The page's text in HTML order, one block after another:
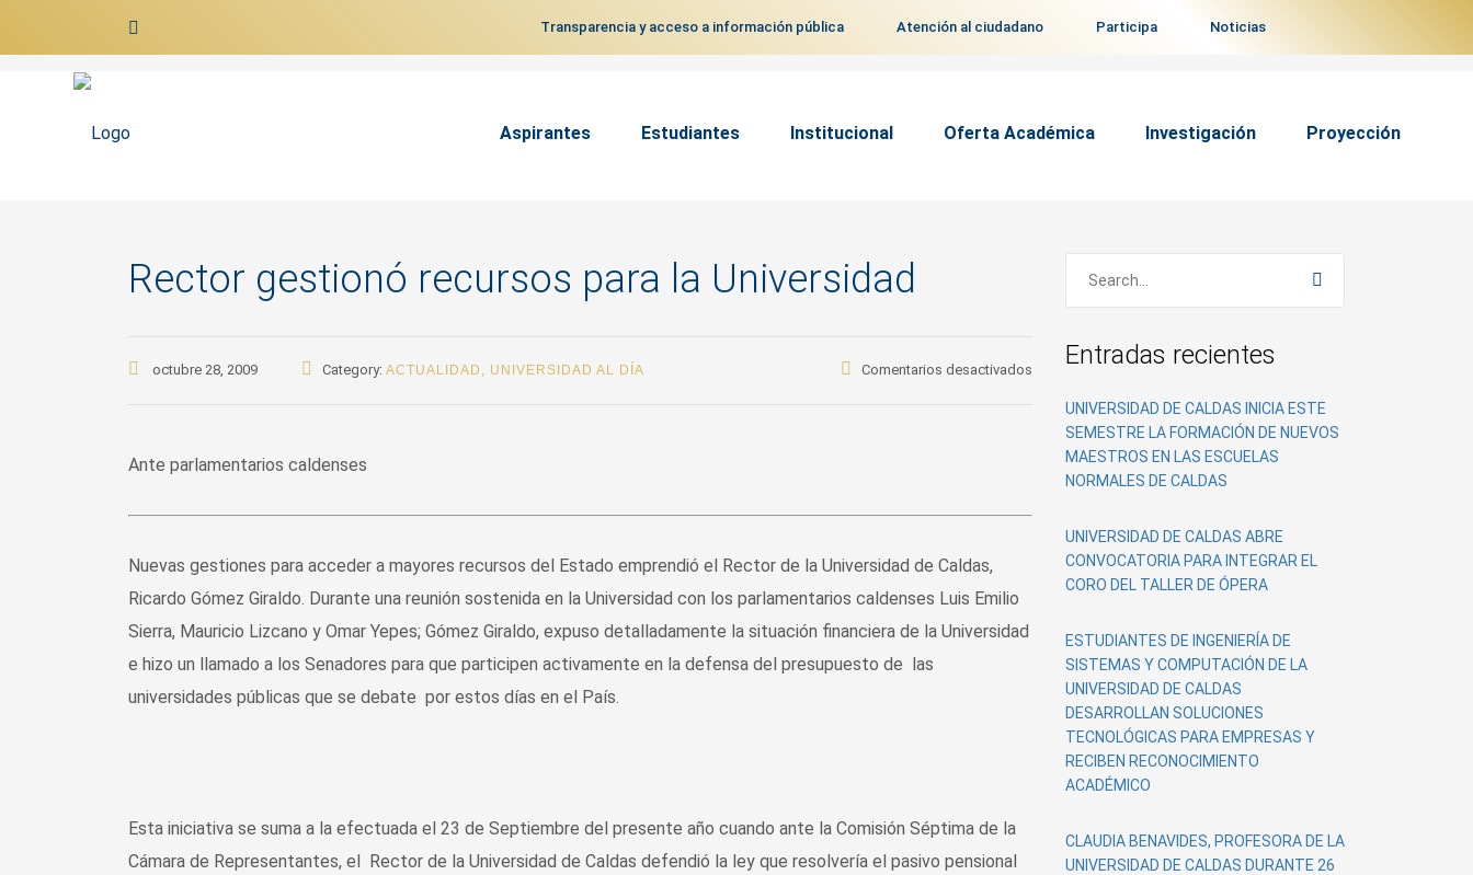
Transparencia y acceso a información pública Atención al ciudadano Participa Noticias
Aspirantes Estudiantes Institucional Oferta Académica Investigación Proyección
Rector gestionó recursos para la Universidad
octubre 28, 2009 Category: ACTUALIDAD , UNIVERSIDAD AL DÍA Comentarios desactivados
gestionó
recursos
Ante parlamentarios caldenses
Nuevas gestiones para acceder a mayores recursos del Estado emprendió el Rector de la Universidad de Caldas,
Ricardo Gómez Giraldo. Durante una reunión sostenida en la Universidad con los parlamentarios caldenses Luis Emilio
Sierra, Mauricio Lizcano y Omar Yepes; Gómez Giraldo, expuso detalladamente la situación financiera de la Universidad
e hizo un llamado a los Senadores para que participen activamente en la defensa del presupuesto de las
universidades públicas que se debate por estos días en el País.
Esta iniciativa se suma a la efectuada el 23 de Septiembre del presente año cuando ante la Comisión Séptima de la
Cámara de Representantes, el Rector de la Universidad de Caldas defendió la ley que resolvería el pasivo pensional
Entradas recientes
UNIVERSIDAD DE CALDAS INICIA ESTE
SEMESTRE LA FORMACIÓN DE NUEVOS
MAESTROS EN LAS ESCUELAS
NORMALES DE CALDAS
UNIVERSIDAD DE CALDAS ABRE
CONVOCATORIA PARA INTEGRAR EL
CORO DEL TALLER DE ÓPERA
ESTUDIANTES DE INGENIERÍA DE
SISTEMAS Y COMPUTACIÓN DE LA
UNIVERSIDAD DE CALDAS
DESARROLLAN SOLUCIONES
TECNOLÓGICAS PARA EMPRESAS Y
RECIBEN RECONOCIMIENTO
ACADÉMICO
CLAUDIA BENAVIDES, PROFESORA DE LA
UNIVERSIDAD DE CALDAS DURANTE 26